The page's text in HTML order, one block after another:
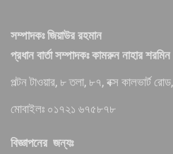
সম্পাদকঃ জিয়াউর রহমান
প্রধান বার্তা সম্পাদকঃ কামরুন নাহার শরমিন
পল্টন টাওয়ার, ৮ তলা, ৮৭, বক্স কালভার্ট
মোবাইলঃ ০১৭২১ ৬৭৫৮৭৮
বিজ্ঞাপনের জন্যঃ